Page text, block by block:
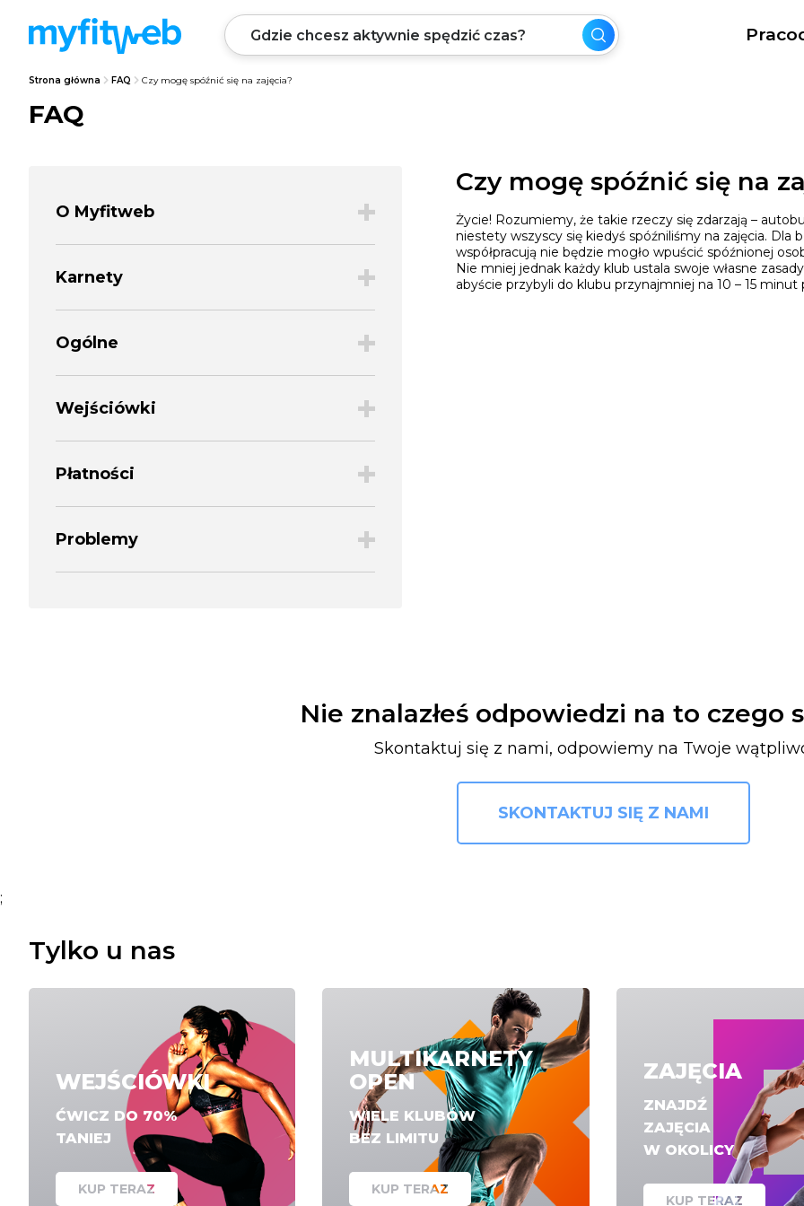
Strona główna FAQ Czy mogę spóźnić się na zajęcia?
FAQ
O Myfitweb +
Karnety +
Ogólne +
Wejściówki +
Płatności +
Problemy +
Czy mogę spóźnić się na
Życie! Rozumiemy, że takie rzeczy się zdarzają –
niestety wszyscy się kiedyś spóźniliśmy na zajęcia.
współpracują nie będzie mogło wpuścić spóźnionej
Nie mniej jednak każdy klub ustala swoje własne
abyście przybyli do klubu przynajmniej na 10 – 15
Nie znalazłeś odpowiedzi na to czego
Skontaktuj się z nami, odpowiemy na Twoje
SKONTAKTUJ SIĘ Z NAMI
;
Tylko u nas
WEJŚCIÓWKI
ĆWICZ DO 70%
TANIEJ
KUP TERAZ
MULTIKARNETY
OPEN
WIELE KLUBÓW
BEZ LIMITU
KUP TERAZ
ZAJĘCIA
ZNAJDŹ
ZAJĘCIA
W OKOLICY
KUP TERAZ